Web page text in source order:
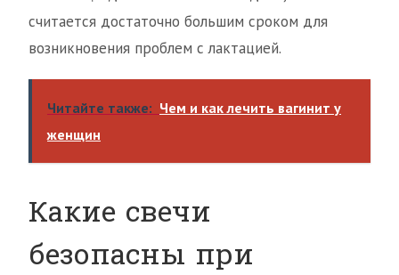
считается достаточно большим сроком для
возникновения проблем с лактацией.
Читайте также: Чем и как лечить вагинит у
женщин
Какие свечи
безопасны при